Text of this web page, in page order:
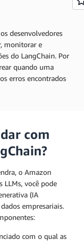
desenvolvedores
monitorar e
do LangChain. Por
quando uma
erros encontrados
com
o Amazon
LLMs, você pode
(IA
empresariais.
com o qual as